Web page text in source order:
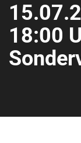
18:00